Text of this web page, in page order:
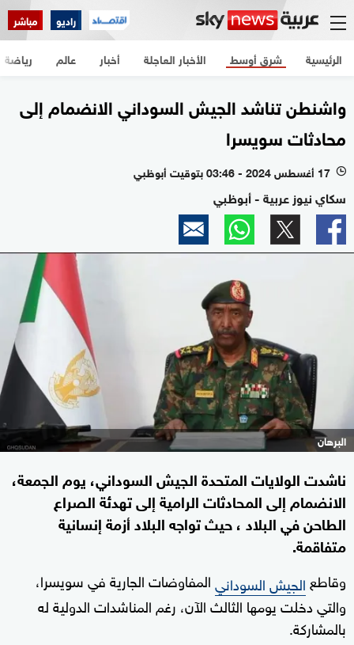
راديو مباشر
الرئيسية الأخبار العاجلة أخبار شرق أوسط عالم رياضة
واشنطن تناشد الجيش السوداني الانضمام إلى
محادثات سويسرا
l 17 أغسطس 2024 - 03:46 بتوقيت أبوظبي
سكاي نيوز عربية - أبوظبي
البرهان
ناشدت الولايات المتحدة الجيش السوداني، يوم الجمعة،
الانضمام إلى المحادثات الرامية إلى تهدئة الصراع
الطاحن في البلاد ، حيث تواجه البلاد أزمة إنسانية
متفاقمة.
وقاطع الجيش السودانيالمفاوضات الجارية في سويسرا،
والتي دخلت يومها الثالث الآن، رغم المناشدات الدولية له
بالمشاركة.